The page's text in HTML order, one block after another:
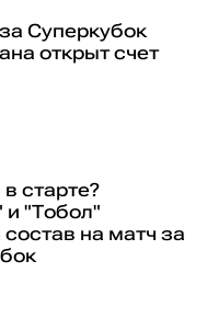
Суперкубок
открыт счет
старте?
и "Тобол"
на матч за